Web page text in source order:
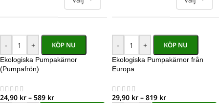
- + KÖP NU
Ekologiska Pumpakärnor
(Pumpafrön)
24,90 kr – 589 kr
- + KÖP NU
Ekologiska Pumpakärnor från
Europa
29,90 kr – 819 kr